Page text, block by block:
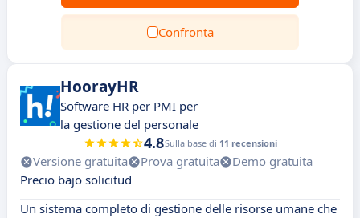
Confronta
HoorayHR
Software HR per PMI per
la gestione del personale
4.8Sulla base di 11 recensioni
Versione gratuita Prova gratuita
Demo gratuita
Precio bajo solicitud
Un sistema completo di gestione delle risorse umane che